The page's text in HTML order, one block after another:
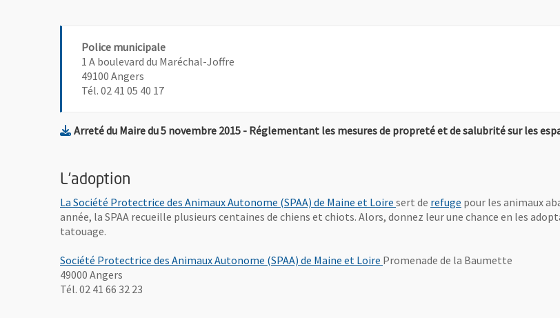
Police municipale
1 A boulevard du Maréchal-Joffre
49100 Angers
Tél. 02 41 05 40 17
Arreté du Maire du 5 novembre 2015 - Réglementant les mesures de propreté et de salubrité sur les
L’adoption
La Société Protectrice des Animaux Autonome (SPAA) de Maine et Loire , Ouvre une nouvelle fenêtre
sert de refuge , Ouvre une
pour les animaux
année, la SPAA recueille plusieurs centaines de chiens et chiots. Alors, donnez leur une chance en les
tatouage.
Société Protectrice des Animaux Autonome (SPAA) de Maine et Loire , Ouvre une nouvelle fenêtre
Promenade de la Baumette
49000 Angers
Tél. 02 41 66 32 23